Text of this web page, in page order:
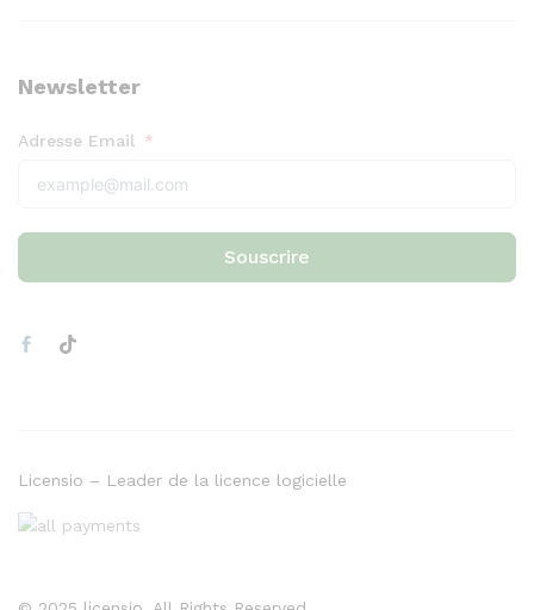
Newsletter
Adresse Email
Souscrire
Licensio – Leader de la licence logicielle